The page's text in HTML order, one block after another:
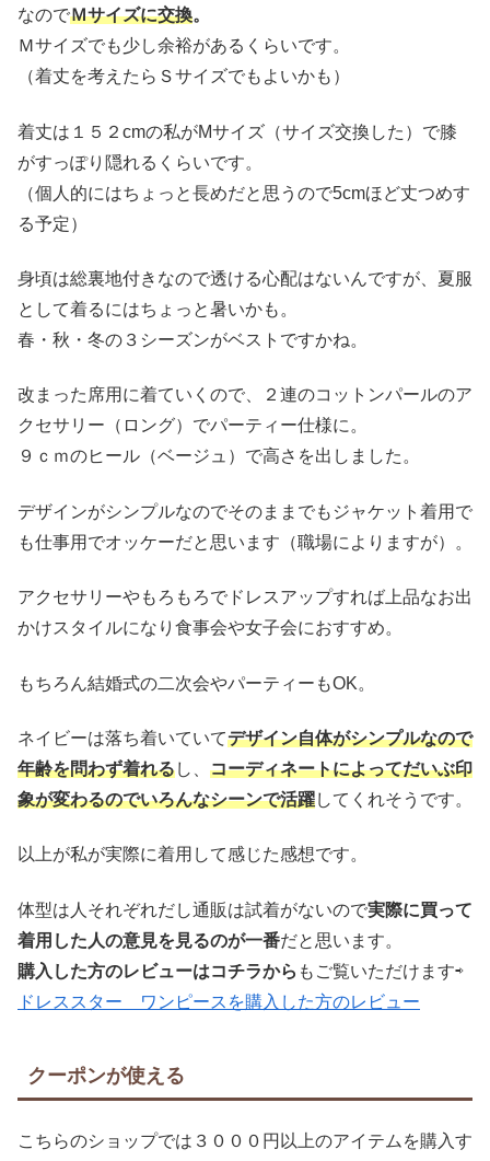
なのでＭサイズに交換。
Ｍサイズでも少し余裕があるくらいです。
（着丈を考えたらＳサイズでもよいかも）
着丈は１５２cmの私がMサイズ（サイズ交換した）で膝
がすっぽり隠れるくらいです。
（個人的にはちょっと長めだと思うので5cmほど丈つめす
る予定）
身頃は総裏地付きなので透ける心配はないんですが、夏服
として着るにはちょっと暑いかも。
春・秋・冬の３シーズンがベストですかね。
改まった席用に着ていくので、２連のコットンパールのア
クセサリー（ロング）でパーティー仕様に。
９ｃｍのヒール（ベージュ）で高さを出しました。
デザインがシンプルなのでそのままでもジャケット着用で
も仕事用でオッケーだと思います（職場によりますが）。
アクセサリーやもろもろでドレスアップすれば上品なお出
かけスタイルになり食事会や女子会におすすめ。
もちろん結婚式の二次会やパーティーもOK。
ネイビーは落ち着いていてデザイン自体がシンプルなので
年齢を問わず着れるし、 コーディネートによってだいぶ印
象が変わるのでいろんなシーンで活躍してくれそうです。
以上が私が実際に着用して感じた感想です。
体型は人それぞれだし通販は試着がないので実際に買って
着用した人の意見を見るのが一番だと思います。
購入した方のレビューはコチラから もご覧いただけます⇨
ドレススター ワンピースを購入した方のレビュー
クーポンが使える
こちらのショップでは３０００円以上のアイテムを購入す